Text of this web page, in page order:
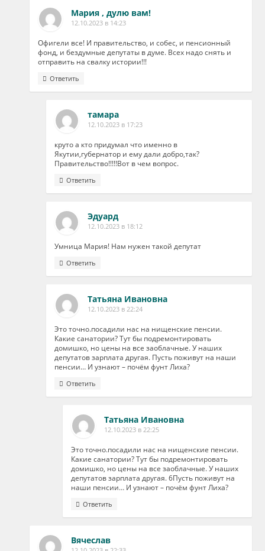
Мария , дулю вам!
12.10.2023 в 14:23
Офигели все! И правительство, и собес, и пенсионный
фонд, и бездумные депутаты в думе. Всех надо снять и
отправить на свалку истории!!!
Ответить
тамара
12.10.2023 в 17:23
круто а кто придумал что именно в
Якутии,губернатор и ему дали добро,так?
Правительство!!!!!Вот в чем вопрос.
Ответить
Эдуард
12.10.2023 в 18:12
Умница Мария! Нам нужен такой депутат
Ответить
Татьяна Ивановна
12.10.2023 в 22:24
Это точно.посадили нас на нищенские пенсии.
Какие санатории? Тут бы подремонтировать
домишко, но цены на все заоблачные. У наших
депутатов зарплата другая. Пусть поживут на наши
пенсии… И узнают – почём фунт Лиха?
Ответить
Татьяна Ивановна
12.10.2023 в 22:25
Это точно.посадили нас на нищенские пенсии.
Какие санатории? Тут бы подремонтировать
домишко, но цены на все заоблачные. У наших
депутатов зарплата другая. 6Пусть поживут на
наши пенсии… И узнают – почём фунт Лиха?
Ответить
Вячеслав